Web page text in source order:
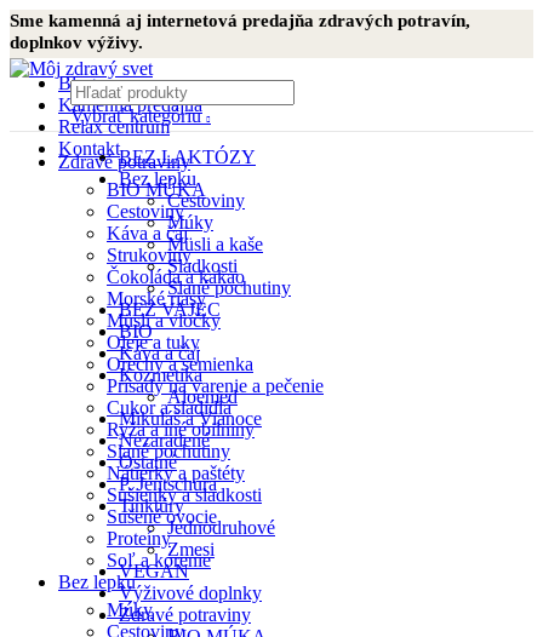
Sme kamenná aj internetová predajňa zdravých potravín,
doplnkov výživy.
Blog
Kamenná predajňa
Relax centrum
Kontakt
Vybrať kategóriu
BEZ LAKTÓZY
Bez lepku
Cestoviny
Múky
Müsli a kaše
Sladkosti
Slané pochutiny
BEZ VAJEC
BIO
Káva a čaj
Kozmetika
Aloemed
Mikuláš a Vianoce
Nezaradené
Ostatné
P. Jentschura
Tinktúry
Jednodruhové
Zmesi
VEGAN
Výživové doplnky
Zdravé potraviny
Zdravé potraviny
BIO MÚKA
Cestoviny
Káva a čaj
Strukoviny
Čokoláda a kakao
Morské riasy
Müsli a vločky
Oleje a tuky
Orechy a semienka
Prísady na varenie a pečenie
Cukor a sladidlá
Ryža a iné obilniny
Slané pochutiny
Nátierky a paštéty
Sušienky a sladkosti
Sušené ovocie
Proteíny
Soľ a korenie
Bez lepku
Múky
Cestoviny